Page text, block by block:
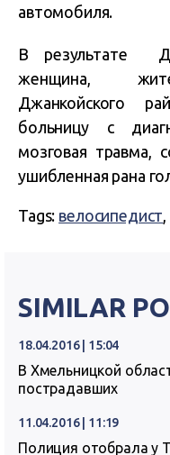
автомобиля.
В результате
женщина,
Джанкойского
больницу с
мозговая травма,
ушибленная рана
Tags: велосипедист,
SIMILAR
18.04.2016 | 15:04
В Хмельницкой
пострадавших
11.04.2016 | 11:19
Полиция отобрала у